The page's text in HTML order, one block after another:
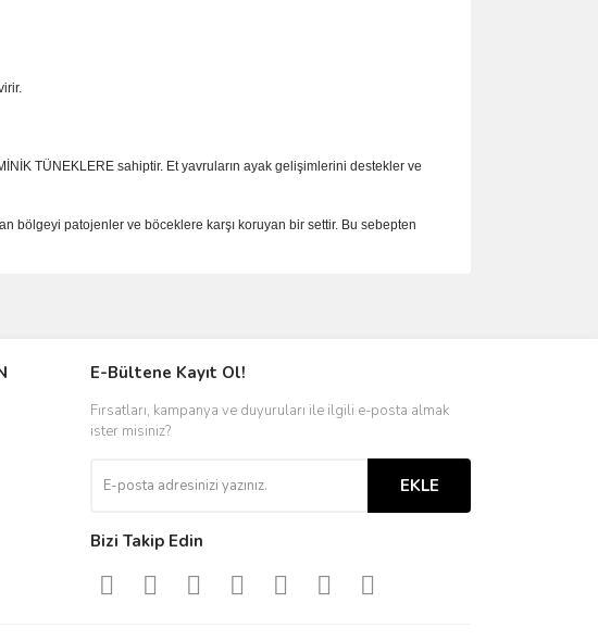
TÜNEKLERE sahiptir. Et yavruların ayak gelişimlerini destekler ve
bölgeyi patojenler ve böceklere karşı koruyan bir settir. Bu sebepten
E-Bültene Kayıt Ol!
Fırsatları, kampanya ve duyuruları ile ilgili e-posta almak
ister misiniz?
EKLE
Bizi Takip Edin